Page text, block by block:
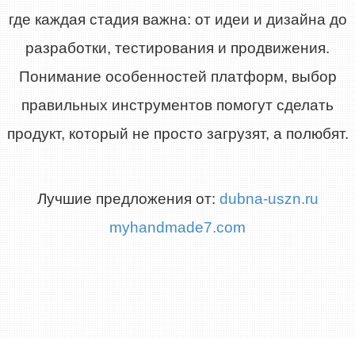
где каждая стадия важна: от идеи и дизайна до
разработки, тестирования и продвижения.
Понимание особенностей платформ, выбор
правильных инструментов помогут сделать
продукт, который не просто загрузят, а полюбят.
Лучшие предложения от: dubna-uszn.ru
myhandmade7.com